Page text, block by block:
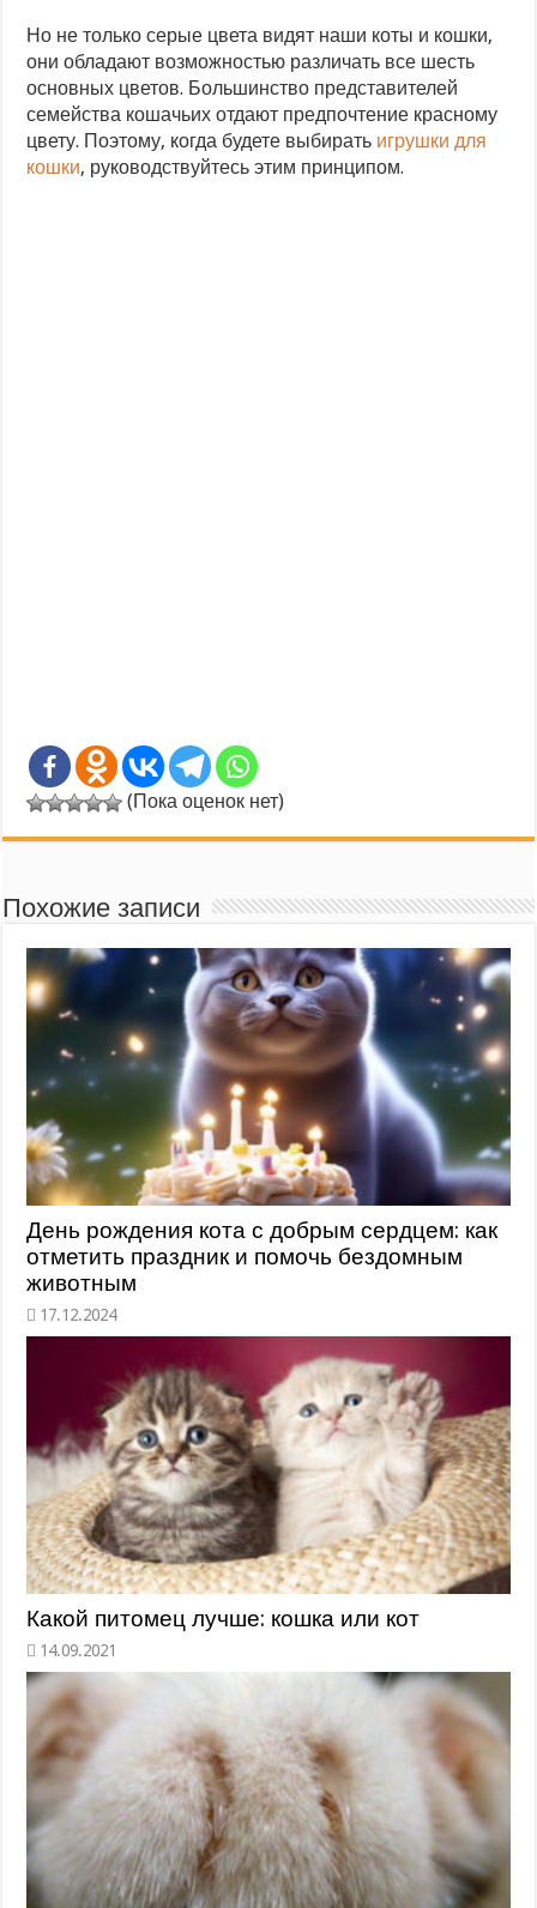
Но не только серые цвета видят наши коты и кошки,
они обладают возможностью различать все шесть
основных цветов. Большинство представителей
семейства кошачьих отдают предпочтение красному
цвету. Поэтому, когда будете выбирать игрушки для
кошки, руководствуйтесь этим принципом.
(Пока оценок нет)
Похожие записи
День рождения кота с добрым сердцем: как
отметить праздник и помочь бездомным
животным
Какой питомец лучше: кошка или кот